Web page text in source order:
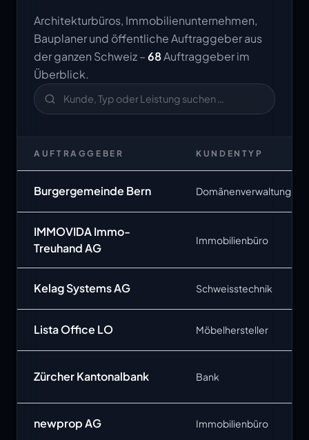
Architekturbüros, Immobilienunternehmen,
Bauplaner und öffentliche Auftraggeber aus
der ganzen Schweiz –68Auftraggeber im
Überblick.
AUFTRAGGEBER KUNDENTYP
Burgergemeinde Bern Domänenverwaltung
IMMOVIDA Immo-
Treuhand AG
Immobilienbüro
Kelag Systems AG Schweisstechnik
Lista Office LO Möbelhersteller
Zürcher Kantonalbank Bank
newprop AG Immobilienbüro